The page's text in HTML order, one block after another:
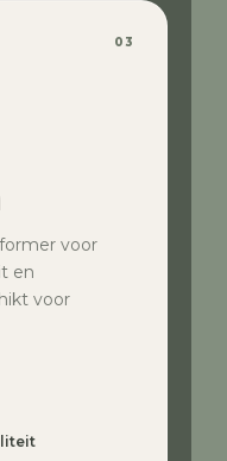
03
voor
en
voor